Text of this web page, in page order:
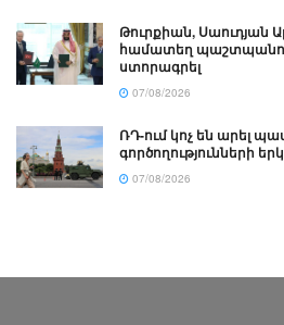
Թուրքիան,
համատեղ
ստորագրել
07/08/2026
ՌԴ-ում կոչ են արել
գործողությունների
07/08/2026